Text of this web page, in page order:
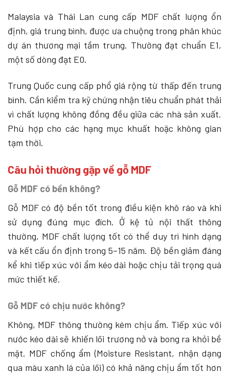
Malaysia và Thái Lan cung cấp MDF chất lượng ổn
định, giá trung bình, được ưa chuộng trong phân khúc
dự án thương mại tầm trung. Thường đạt chuẩn E1,
một số dòng đạt E0.
Trung Quốc cung cấp phổ giá rộng từ thấp đến trung
bình. Cần kiểm tra kỹ chứng nhận tiêu chuẩn phát thải
vì chất lượng không đồng đều giữa các nhà sản xuất.
Phù hợp cho các hạng mục khuất hoặc không gian
tạm thời.
Câu hỏi thường gặp về gỗ MDF
Gỗ MDF có bền không?
Gỗ MDF có độ bền tốt trong điều kiện khô ráo và khi
sử dụng đúng mục đích. Ở kệ tủ nội thất thông
thường, MDF chất lượng tốt có thể duy trì hình dạng
và kết cấu ổn định trong 5–15 năm. Độ bền giảm đáng
kể khi tiếp xúc với ẩm kéo dài hoặc chịu tải trọng quá
mức thiết kế.
Gỗ MDF có chịu nước không?
Không, MDF thông thường kém chịu ẩm. Tiếp xúc với
nước kéo dài sẽ khiến lõi trương nở và bong ra khỏi bề
mặt. MDF chống ẩm (Moisture Resistant, nhận dạng
qua màu xanh lá của lõi) có khả năng chịu ẩm tốt hơn